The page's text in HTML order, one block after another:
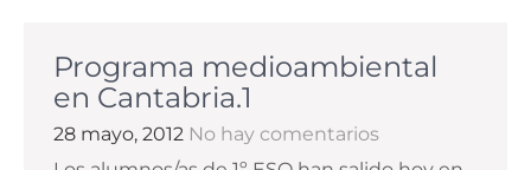
Programa medioambiental
en Cantabria.1
28 mayo, 2012 No hay comentarios